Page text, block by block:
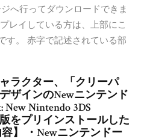
へ行ってダウンロードできま
レイしている方は、上部にこ
す。 赤字で記述されている部
ラクター、「クリーパ
ザインのNewニンテンド
Nintendo 3DS
をプリインストールした
】 ・Newニンテンドー